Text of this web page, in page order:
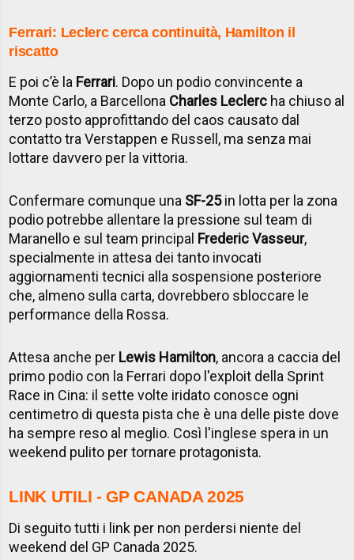
Ferrari: Leclerc cerca continuità, Hamilton il
riscatto
E poi c’è la Ferrari. Dopo un podio convincente a
Monte Carlo, a Barcellona Charles Leclerc ha chiuso al
terzo posto approfittando del caos causato dal
contatto tra Verstappen e Russell, ma senza mai
lottare davvero per la vittoria.
Confermare comunque una SF-25in lotta per la zona
podio potrebbe allentare la pressione sul team di
Maranello e sul team principal Frederic Vasseur,
specialmente in attesa dei tanto invocati
aggiornamenti tecnici alla sospensione posteriore
che, almeno sulla carta, dovrebbero sbloccare le
performance della Rossa.
Attesa anche per Lewis Hamilton, ancora a caccia del
primo podio con la Ferrari dopo l'exploit della Sprint
Race in Cina: il sette volte iridato conosce ogni
centimetro di questa pista che è una delle piste dove
ha sempre reso al meglio. Così l'inglese spera in un
weekend pulito per tornare protagonista.
LINK UTILI - GP CANADA 2025
Di seguito tutti i link per non perdersi niente del
weekend del GP Canada 2025.